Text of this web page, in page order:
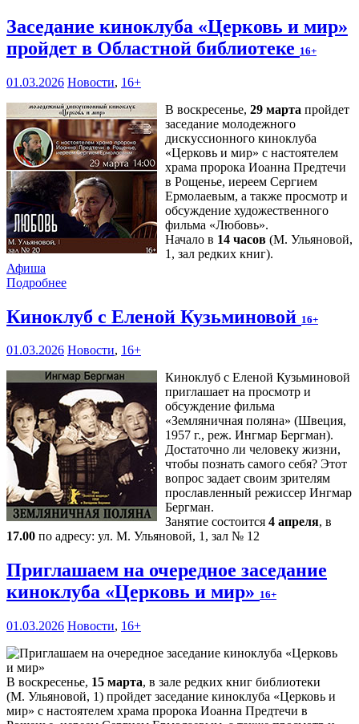
Заседание киноклуба «Церковь и мир»
пройдет в Областной библиотеке 16+
01.03.2026 Новости, 16+
В воскресенье, 29 марта пройдет
заседание молодежного
дискуссионного киноклуба
«Церковь и мир» с настоятелем
храма пророка Иоанна Предтечи
в Рощенье, иереем Сергием
Ермолаевым, а также просмотр и
обсуждение художественного
фильма «Любовь».
Начало в 14 часов (М. Ульяновой,
1, зал редких книг).
Афиша
Подробнее
Киноклуб с Еленой Кузьминовой 16+
01.03.2026 Новости, 16+
Киноклуб с Еленой Кузьминовой
приглашает на просмотр и
обсуждение фильма
«Земляничная поляна» (Швеция,
1957 г., реж. Ингмар Бергман).
Достаточно ли человеку жизни,
чтобы познать самого себя? Этот
вопрос задает своим зрителям
прославленный режиссер Ингмар
Бергман.
Занятие состоится 4 апреля, в
17.00 по адресу: ул. М. Ульяновой, 1, зал № 12
Приглашаем на очередное заседание
киноклуба «Церковь и мир» 16+
01.03.2026 Новости, 16+
В воскресенье, 15 марта, в зале редких книг библиотеки
(М. Ульяновой, 1) пройдет заседание киноклуба «Церковь и
мир» с настоятелем храма пророка Иоанна Предтечи в